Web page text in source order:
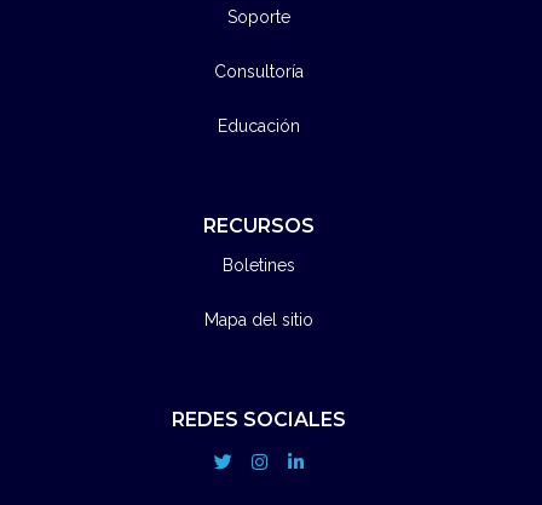
Soporte
Consultoría
Educación
RECURSOS
Boletines
Mapa del sitio
REDES SOCIALES